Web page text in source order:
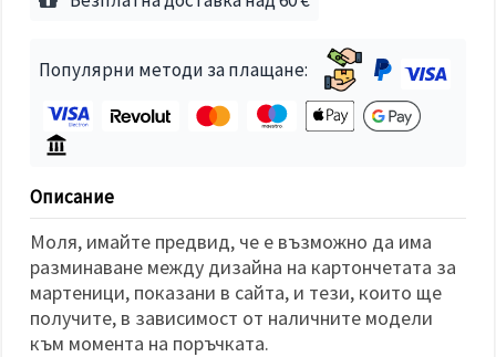
и кликнеш
"Запази"
всички
на
бисквитките
Популярни методи за плащане:
Описание
Моля, имайте предвид, че е възможно да има
разминаване между дизайна на картончетата за
мартеници, показани в сайта, и тези, които ще
получите, в зависимост от наличните модели
към момента на поръчката.